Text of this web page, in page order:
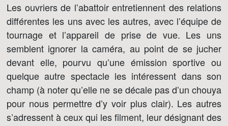
Les ouvriers de l’abattoir entretiennent des relations
différentes les uns avec les autres, avec l’équipe de
tournage et l’appareil de prise de vue. Les uns
semblent ignorer la caméra, au point de se jucher
devant elle, pourvu qu’une émission sportive ou
quelque autre spectacle les intéressent dans son
champ (à noter qu’elle ne se décale pas d’un chouya
pour nous permettre d’y voir plus clair). Les autres
s’adressent à ceux qui les filment, leur désignant des